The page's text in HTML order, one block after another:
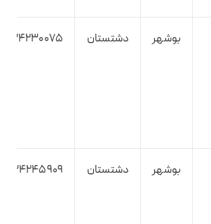
بوشهر دشتستان
بوشهر دشتستان